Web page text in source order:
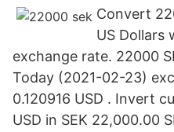
Convert
US Dollars
exchange rate. 22000
Today (2021-02-23)
0.120916 USD . Invert
USD in SEK 22,000.00